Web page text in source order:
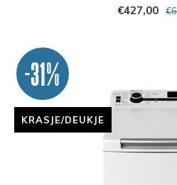
€427,00
-31%
KRASJE/DEUKJE